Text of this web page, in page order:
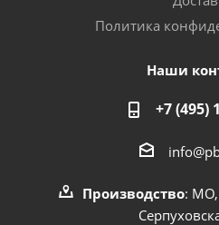
Политика
Наши
+7 (495)
Производство: МО,